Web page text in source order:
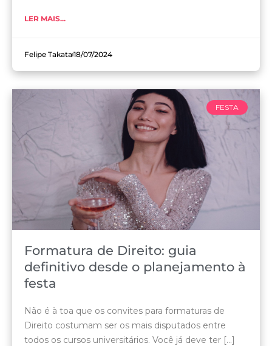
LER MAIS...
Felipe Takata18/07/2024
FESTA
Formatura de Direito: guia
definitivo desde o planejamento à
festa
Não é à toa que os convites para formaturas de
Direito costumam ser os mais disputados entre
todos os cursos universitários. Você já deve ter [...]